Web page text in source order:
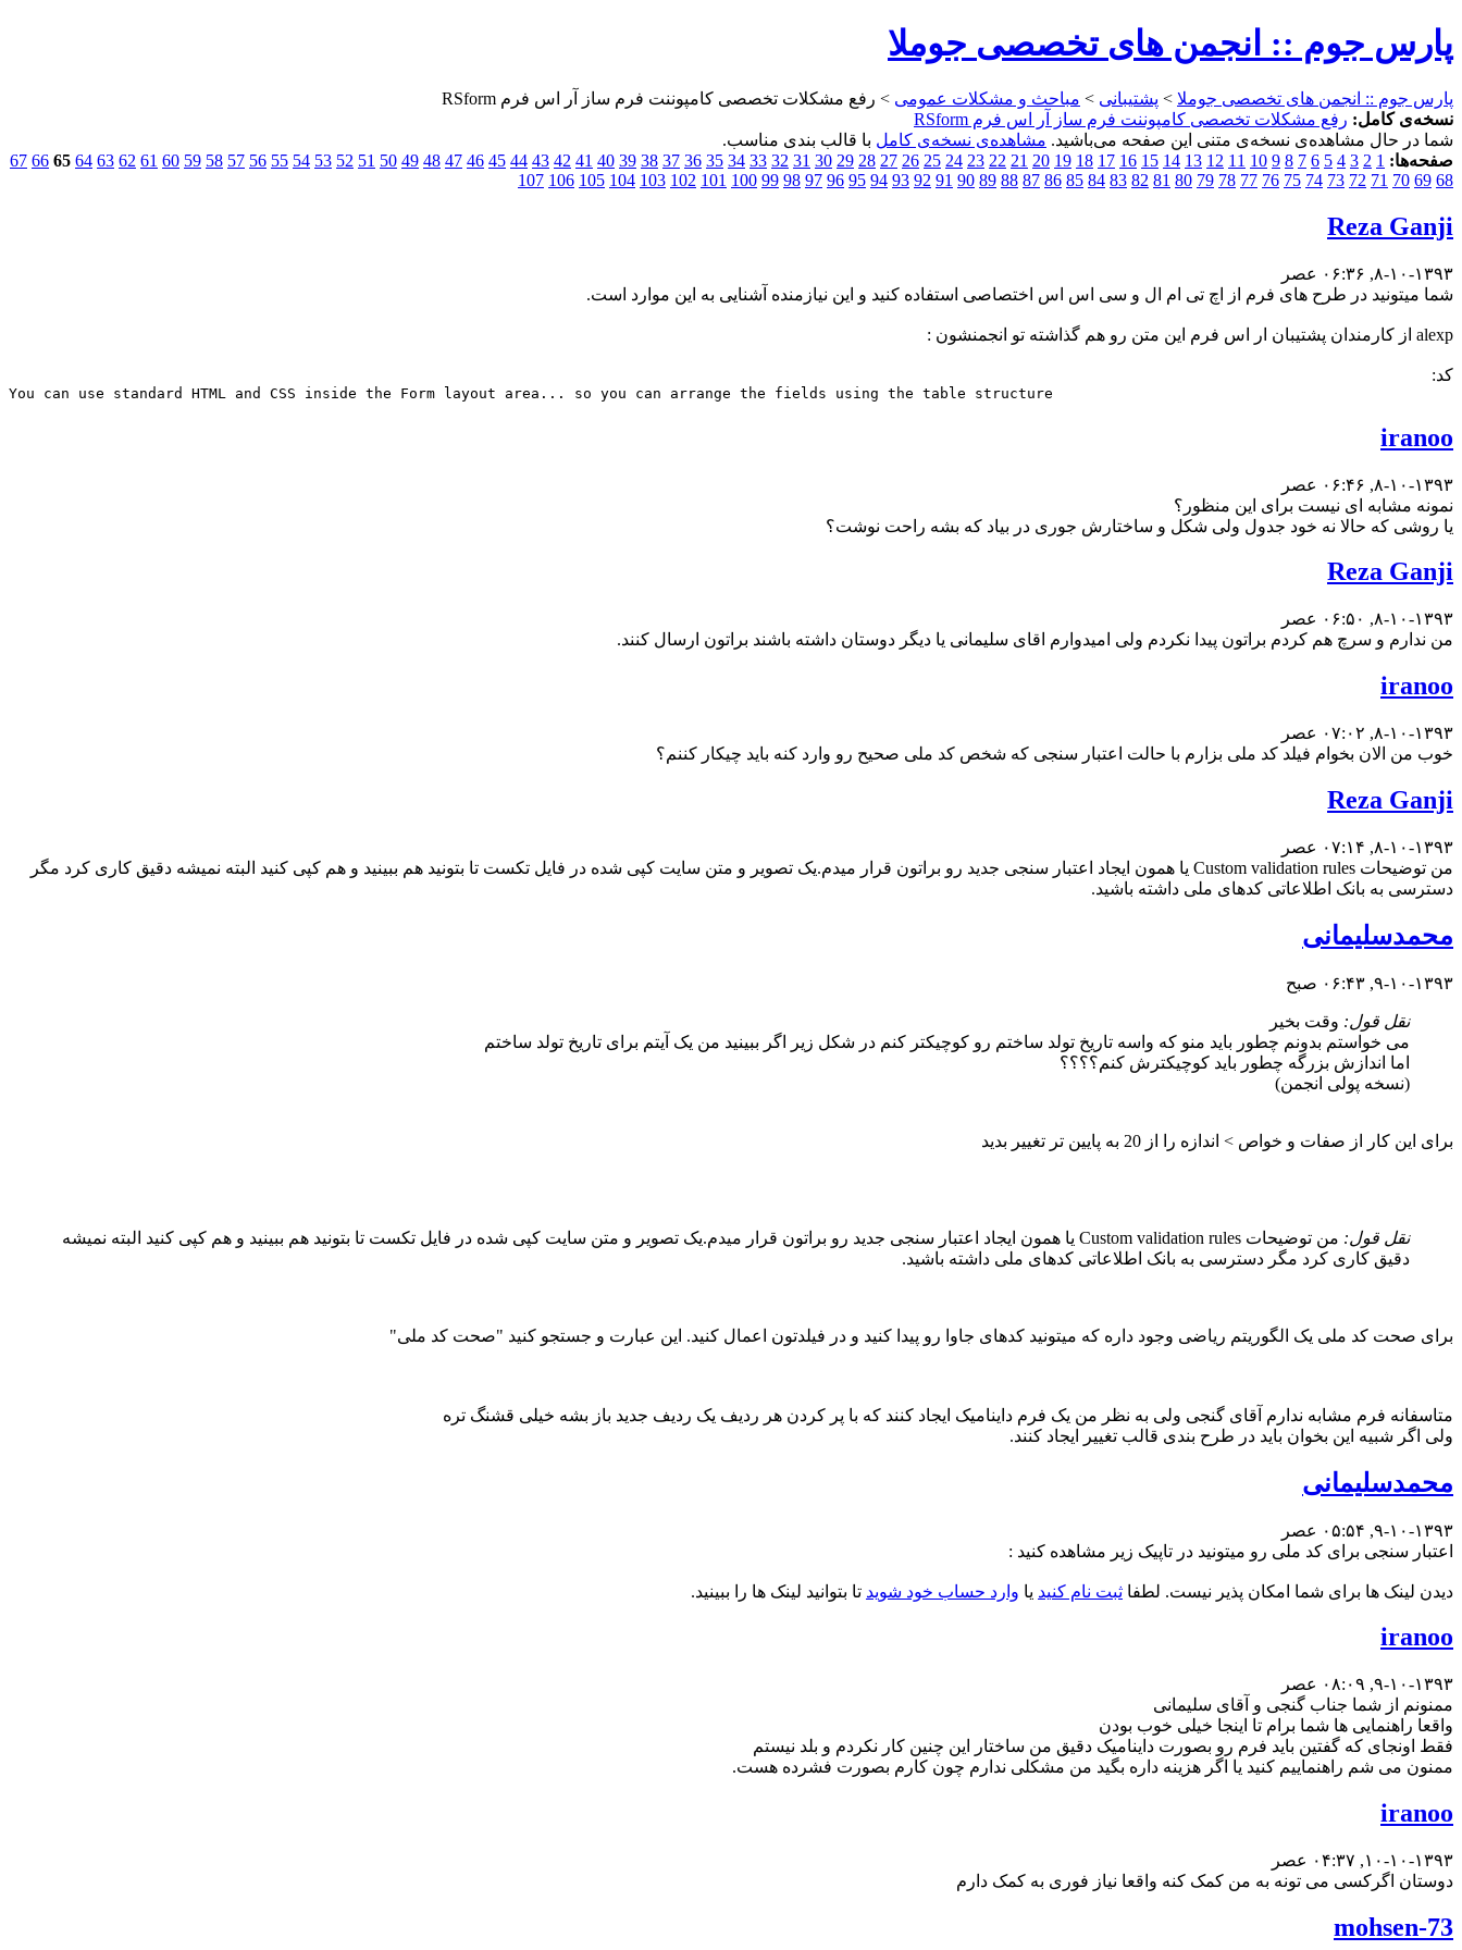
پارس جوم :: انجمن های تخصصی جوملا
پارس جوم :: انجمن های تخصصی جوملا > پشتیبانی > مباحث و مشکلات عمومی > رفع مشکلات تخصصی کامپوننت فرم ساز آر اس فرم RSform
نسخه‌ی کامل: رفع مشکلات تخصصی کامپوننت فرم ساز آر اس فرم RSform
شما در حال مشاهده‌ی نسخه‌ی متنی این صفحه می‌باشید. مشاهده‌ی نسخه‌ی کامل با قالب بندی مناسب.
صفحه‌ها: 1
2
3
4
5
6
7
8
9
10
11
12
13
14
15
16
17
18
19
20
21
22
23
24
25
26
27
28
29
30
31
32
33
34
35
36
37
38
39
40
41
42
43
44
45
46
47
48
49
50
51
52
53
54
55
56
57
58
59
60
61
62
63
64
65
66
67
68
69
70
71
72
73
74
75
76
77
78
79
80
81
82
83
84
85
86
87
88
89
90
91
92
93
94
95
96
97
98
99
100
101
102
103
104
105
106
107
Reza Ganji
۸-۱۰-۱۳۹۳, ۰۶:۳۶ عصر
شما میتونید در طرح های فرم از اچ تی ام ال و سی اس اس اختصاصی استفاده کنید و این نیازمنده آشنایی به این موارد است.
alexp از کارمندان پشتیبان ار اس فرم این متن رو هم گذاشته تو انجمنشون :
کد:
You can use standard HTML and CSS inside the Form layout area... so you can arrange the fields using the table structure
iranoo
۸-۱۰-۱۳۹۳, ۰۶:۴۶ عصر
نمونه مشابه ای نیست برای این منظور؟
یا روشی که حالا نه خود جدول ولی شکل و ساختارش جوری در بیاد که بشه راحت نوشت؟
Reza Ganji
۸-۱۰-۱۳۹۳, ۰۶:۵۰ عصر
من ندارم و سرچ هم کردم براتون پیدا نکردم ولی امیدوارم اقای سلیمانی یا دیگر دوستان داشته باشند براتون ارسال کنند.
iranoo
۸-۱۰-۱۳۹۳, ۰۷:۰۲ عصر
خوب من الان بخوام فیلد کد ملی بزارم با حالت اعتبار سنجی که شخص کد ملی صحیح رو وارد کنه باید چیکار کننم؟
Reza Ganji
۸-۱۰-۱۳۹۳, ۰۷:۱۴ عصر
من توضیحات Custom validation rules یا همون ایجاد اعتبار سنجی جدید رو براتون قرار میدم.یک تصویر و متن سایت کپی شده در فایل تکست تا بتونید هم ببینید و هم کپی کنید البته نمیشه دقیق کاری کرد مگر
دسترسی به بانک اطلاعاتی کدهای ملی داشته باشید.
محمدسلیمانی
۹-۱۰-۱۳۹۳, ۰۶:۴۳ صبح
نقل قول: وقت بخیر
می خواستم بدونم چطور باید منو که واسه تاریخ تولد ساختم رو کوچیکتر کنم در شکل زیر اگر ببینید من یک آیتم برای تاریخ تولد ساختم
اما اندازش بزرگه چطور باید کوچیکترش کنم؟؟؟؟
(نسخه پولی انجمن)
برای این کار از صفات و خواص > اندازه را از 20 به پایین تر تغییر بدید
نقل قول:
من توضیحات Custom validation rules یا همون ایجاد اعتبار سنجی جدید رو براتون قرار میدم.یک تصویر و متن سایت کپی شده در فایل تکست تا بتونید هم ببینید و هم کپی کنید البته نمیشه
دقیق کاری کرد مگر دسترسی به بانک اطلاعاتی کدهای ملی داشته باشید.
برای صحت کد ملی یک الگوریتم ریاضی وجود داره که میتونید کدهای جاوا رو پیدا کنید و در فیلدتون اعمال کنید. این عبارت و جستجو کنید "صحت کد ملی"
متاسفانه فرم مشابه ندارم آقای گنجی ولی به نظر من یک فرم داینامیک ایجاد کنند که با پر کردن هر ردیف یک ردیف جدید باز بشه خیلی قشنگ تره
ولی اگر شبیه این بخوان باید در طرح بندی قالب تغییر ایجاد کنند.
محمدسلیمانی
۹-۱۰-۱۳۹۳, ۰۵:۵۴ عصر
اعتبار سنجی برای کد ملی رو میتونید در تاپیک زیر مشاهده کنید :
دیدن لینک ها برای شما امکان پذیر نیست. لطفا ثبت نام کنید یا وارد حساب خود شوید تا بتوانید لینک ها را ببینید.
iranoo
۹-۱۰-۱۳۹۳, ۰۸:۰۹ عصر
ممنونم از شما جناب گنجی و آقای سلیمانی
واقعا راهنمایی ها شما برام تا اینجا خیلی خوب بودن
فقط اونجای که گفتین باید فرم رو بصورت داینامیک دقیق من ساختار این چنین کار نکردم و بلد نیستم
ممنون می شم راهنماییم کنید یا اگر هزینه داره بگید من مشکلی ندارم چون کارم بصورت فشرده هست.
iranoo
۱۰-۱۰-۱۳۹۳, ۰۴:۳۷ عصر
دوستان اگرکسی می تونه به من کمک کنه واقعا نیاز فوری به کمک دارم
mohsen-73